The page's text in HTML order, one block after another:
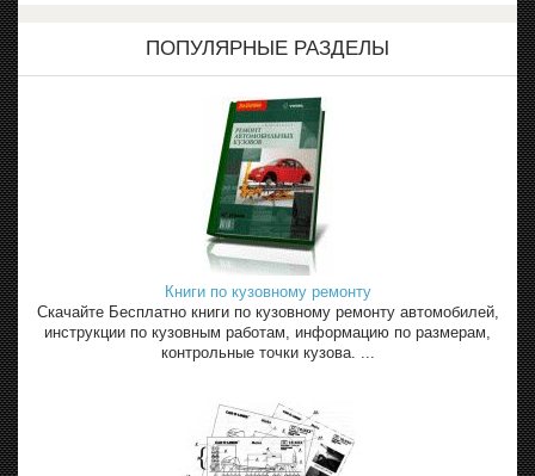
ПОПУЛЯРНЫЕ РАЗДЕЛЫ
Книги по кузовному ремонту
Скачайте Бесплатно книги по кузовному ремонту автомобилей,
инструкции по кузовным работам, информацию по размерам,
контрольные точки кузова. ...